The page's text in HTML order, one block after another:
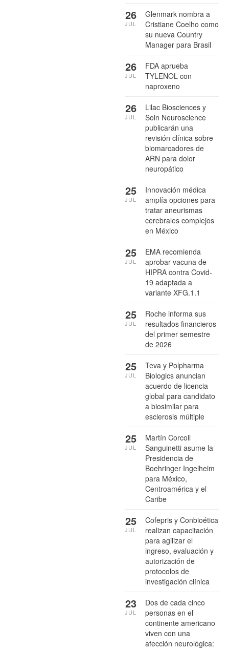
Glenmark nombra a
Cristiane Coelho como
su nueva Country
Manager para Brasil
26
JUL
FDA aprueba
TYLENOL con
naproxeno
26
JUL
Lilac Biosciences y
Soin Neuroscience
publicarán una
revisión clínica sobre
biomarcadores de
ARN para dolor
neuropático
26
JUL
Innovación médica
amplía opciones para
tratar aneurismas
cerebrales complejos
en México
25
JUL
EMA recomienda
aprobar vacuna de
HIPRA contra Covid-
19 adaptada a
variante XFG.1.1
25
JUL
Roche informa sus
resultados financieros
del primer semestre
de 2026
25
JUL
Teva y Polpharma
Biologics anuncian
acuerdo de licencia
global para candidato
a biosimilar para
esclerosis múltiple
25
JUL
Martín Corcoll
Sanguinetti asume la
Presidencia de
Boehringer Ingelheim
para México,
Centroamérica y el
Caribe
25
JUL
Cofepris y Conbioética
realizan capacitación
para agilizar el
ingreso, evaluación y
autorización de
protocolos de
investigación clínica
25
JUL
Dos de cada cinco
personas en el
continente americano
viven con una
afección neurológica:
23
JUL